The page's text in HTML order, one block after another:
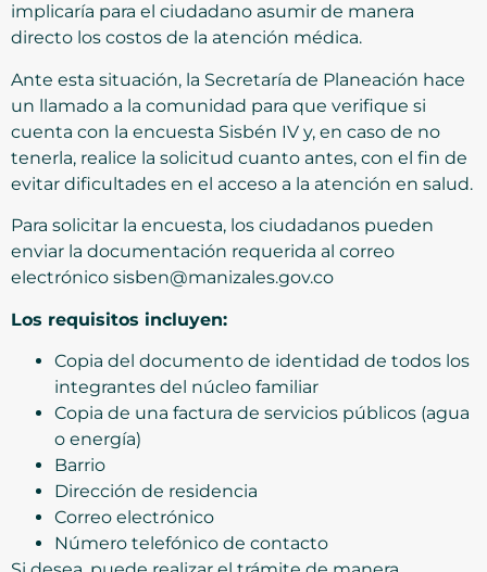
implicaría para el ciudadano asumir de manera
directo los costos de la atención médica.
Ante esta situación, la Secretaría de Planeación hace
un llamado a la comunidad para que verifique si
cuenta con la encuesta Sisbén IV y, en caso de no
tenerla, realice la solicitud cuanto antes, con el fin de
evitar dificultades en el acceso a la atención en salud.
Para solicitar la encuesta, los ciudadanos pueden
enviar la documentación requerida al correo
electrónico sisben@manizales.gov.co
Los requisitos incluyen:
Copia del documento de identidad de todos los
integrantes del núcleo familiar
Copia de una factura de servicios públicos (agua
o energía)
Barrio
Dirección de residencia
Correo electrónico
Número telefónico de contacto